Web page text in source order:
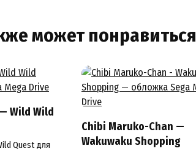
может понравиться
Wild Wild
Quest для
Chibi Maruko-Chan —
Wakuwaku Shopping